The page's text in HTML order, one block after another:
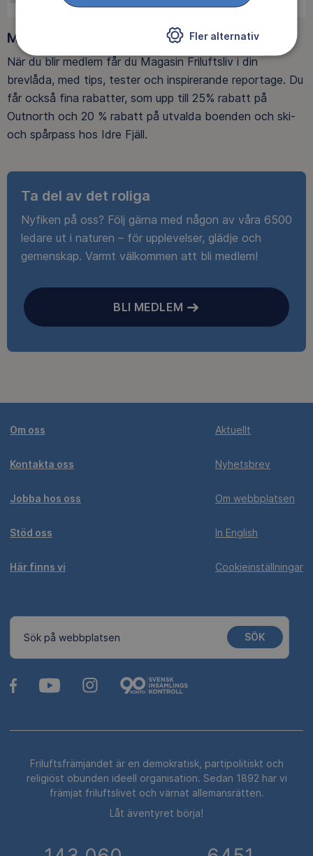
Medlemsförmåner
När du blir medlem får du Magasin Friluftsliv i din
brevlåda, med tips, tester och inspirerande reportage. Du
får också fina rabatter, som upp till 25% rabatt på
Outnorth och 20 % rabatt på utvalda boenden och ski-
och spårpass hos Idre Fjäll.
Ta del av det roliga
Nyfiken på oss? Följ gärna med någon av våra 6500
ledare ut i naturen – för upplevelser, glädje och
gemenskap. Varmt välkommen att bli medlem!
BLI MEDLEM
Om oss
Kontakta oss
Jobba hos oss
Stöd oss
Här finns vi
Aktuellt
Nyhetsbrev
Om webbplatsen
In English
Cookieinställningar
Sök på webbplatsen SÖK
Friluftsfrämjandet är en demokratisk, partipolitiskt och
religiöst obunden ideell organisation. Sedan 1892 har vi
främjat friluftslivet och värnat allemansrätten.
Låt äventyret börja!
Fler alternativ